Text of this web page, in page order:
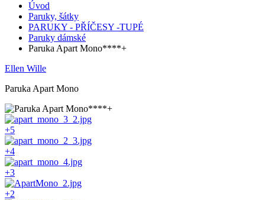
Úvod
Paruky, šátky
PARUKY - PŘÍČESY -TUPÉ
Paruky dámské
Paruka Apart Mono****+
Ellen Wille
Paruka Apart Mono
+5
+4
+3
+2